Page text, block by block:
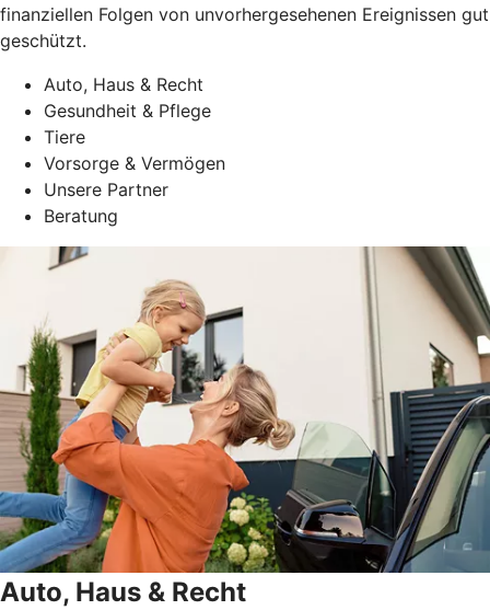
finanziellen Folgen von unvorhergesehenen Ereignissen gut
geschützt.
Auto, Haus & Recht
Gesundheit & Pflege
Tiere
Vorsorge & Vermögen
Unsere Partner
Beratung
Auto, Haus & Recht